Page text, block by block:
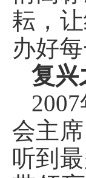
耘，
办好
复兴
会主
听到